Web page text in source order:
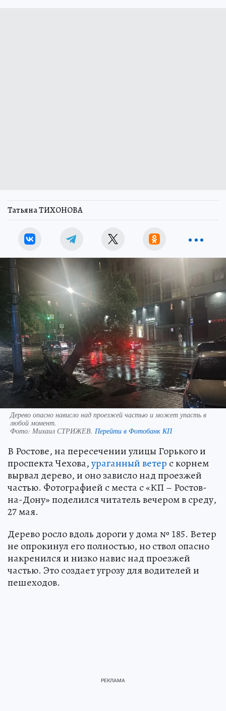
Татьяна ТИХОНОВА
Дерево опасно нависло над проезжей частью и может упасть в
любой момент.
Фото: Михаил СТРИЖЕВ. Перейти в Фотобанк КП
В Ростове, на пересечении улицы Горького и
проспекта Чехова,ураганный ветер с корнем
вырвал дерево, и оно зависло над проезжей
частью. Фотографией с места с «КП – Ростов-
на-Дону» поделился читатель вечером в среду,
27 мая.
Дерево росло вдоль дороги у дома № 185. Ветер
не опрокинул его полностью, но ствол опасно
накренился и низко навис над проезжей
частью. Это создает угрозу для водителей и
пешеходов.